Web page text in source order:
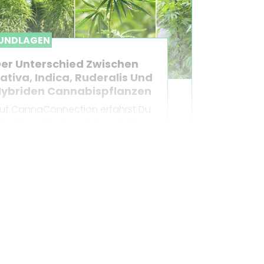
Unterschied Zwischen
Indica, Ruderalis Und
Cannabispflanzen
CannaConnection erfährst Du